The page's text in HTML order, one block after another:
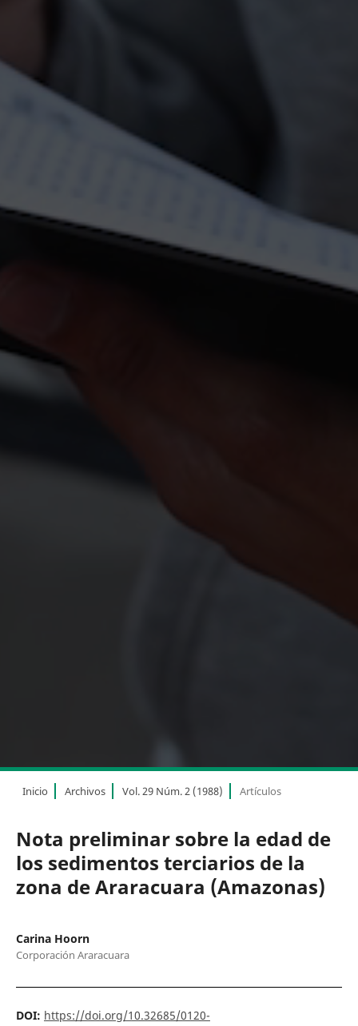
Inicio Archivos Vol. 29 Núm. 2 (1988) Artículos
Nota preliminar sobre la edad de
los sedimentos terciarios de la
zona de Araracuara (Amazonas)
Carina Hoorn
Corporación Araracuara
DOI: https://doi.org/10.32685/0120-